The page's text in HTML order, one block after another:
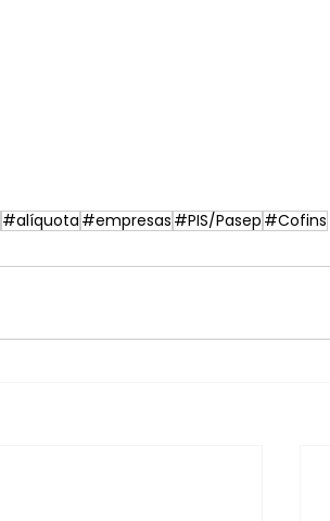
#alíquota #empresas #PIS/Pasep #Cofins